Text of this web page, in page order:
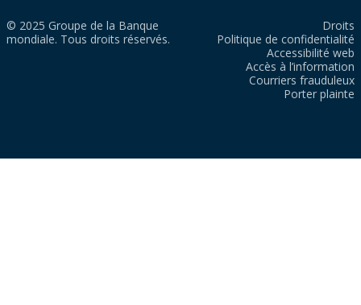
© 2025 Groupe de la Banque
mondiale. Tous droits réservés.
Droits
Politique de confidentialité
Accessibilité web
Accès à l’information
Courriers frauduleux
Porter plainte